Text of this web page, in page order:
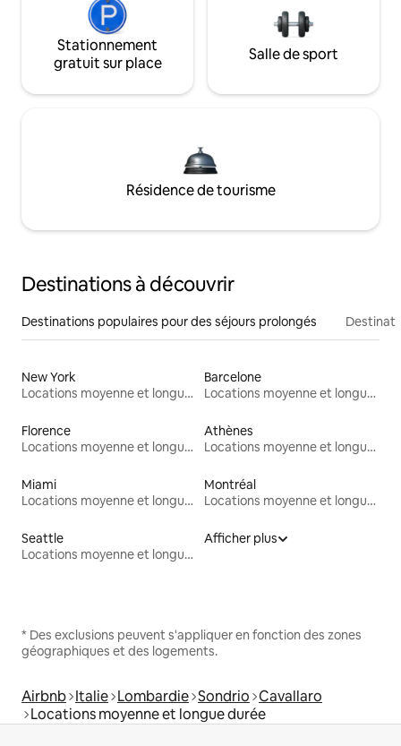
Stationnement
gratuit sur place
Salle de sport
Résidence de tourisme
Destinations à découvrir
Destinations populaires pour des séjours prolongés
New York
Locations moyenne et longue durée
Barcelone
Locations moyenne et longue durée
Florence
Locations moyenne et longue durée
Athènes
Locations moyenne et longue durée
Miami
Locations moyenne et longue durée
Montréal
Locations moyenne et longue durée
Seattle
Locations moyenne et longue durée
Afficher plus
* Des exclusions peuvent s'appliquer en fonction des zones
géographiques et des logements.
Airbnb Italie Lombardie Sondrio Cavallaro
Locations moyenne et longue durée